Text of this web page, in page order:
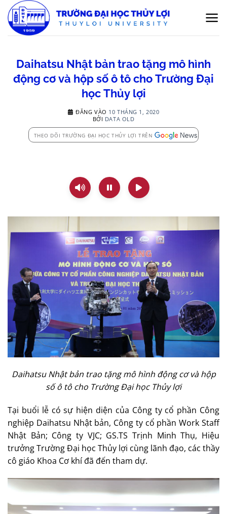
qua
nội
Daihatsu Nhật bản trao tặng mô hình
động cơ và hộp số ô tô cho Trường Đại
học Thủy lợi
ĐĂNG VÀO 10 THÁNG 1, 2020
BỞI DATA OLD
THEO DÕI TRƯỜNG ĐẠI HỌC THỦY LỢI TRÊN
Daihatsu Nhật bản trao tặng mô hình động cơ và hộp
số ô tô cho Trường Đại học Thủy lợi
Tại buổi lễ có sự hiện diện của Công ty cổ phần Công
nghiệp Daihatsu Nhật bản, Công ty cổ phần Work Staff
Nhật Bản; Công ty VJC; GS.TS Trịnh Minh Thụ, Hiệu
trưởng Trường Đại học Thủy lợi cùng lãnh đạo, các thầy
cô giáo Khoa Cơ khí đã đến tham dự.